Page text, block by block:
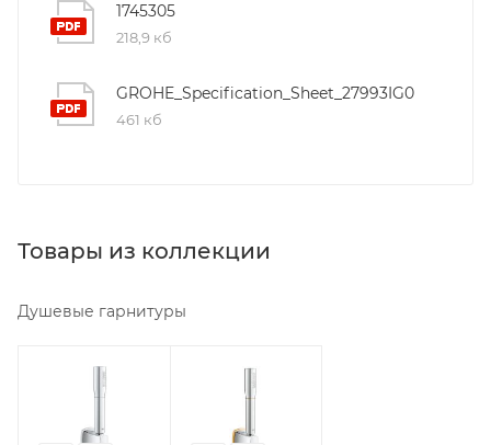
1745305
218,9 кб
GROHE_Specification_Sheet_27993IG0
461 кб
Товары из коллекции
Душевые гарнитуры
Минимальная
Минимальная